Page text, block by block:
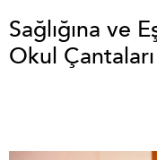
Sağlığına ve
Okul Çantaları